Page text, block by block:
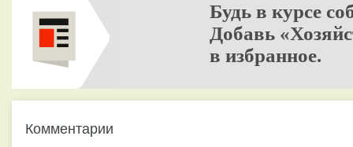
Будь в курсе
Добавь
в избранное.
Комментарии